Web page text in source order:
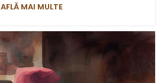
AFLĂ MAI MULTE